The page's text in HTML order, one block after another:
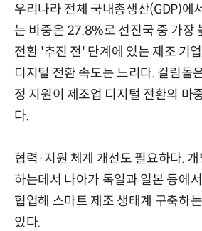
우리나라 전체 국내총생산(GDP)에
는 비중은 27.8%로 선진국 중 가장
전환 '추진 전' 단계에 있는 제조 기
디지털 전환 속도는 느리다. 걸림돌
정 지원이 제조업 디지털 전환의 마
다.
협력·지원 체계 개선도 필요하다.
하는데서 나아가 독일과 일본 등에
협업해 스마트 제조 생태계 구축하
있다.